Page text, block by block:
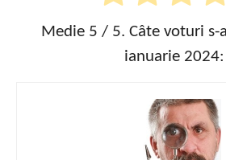
Medie 5 / 5. Câte voturi s-
ianuarie 2024: